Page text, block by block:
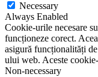
Necessary
Always Enabled
Cookie-urile necesare
funcționeze corect.
asigură funcționalități
ului web. Aceste
Non-necessary